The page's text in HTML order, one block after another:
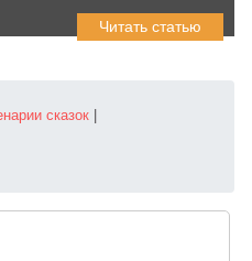
Читать статью
сказок